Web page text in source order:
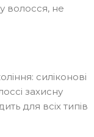
волосся, не
силіконові
захисну
для всіх типів